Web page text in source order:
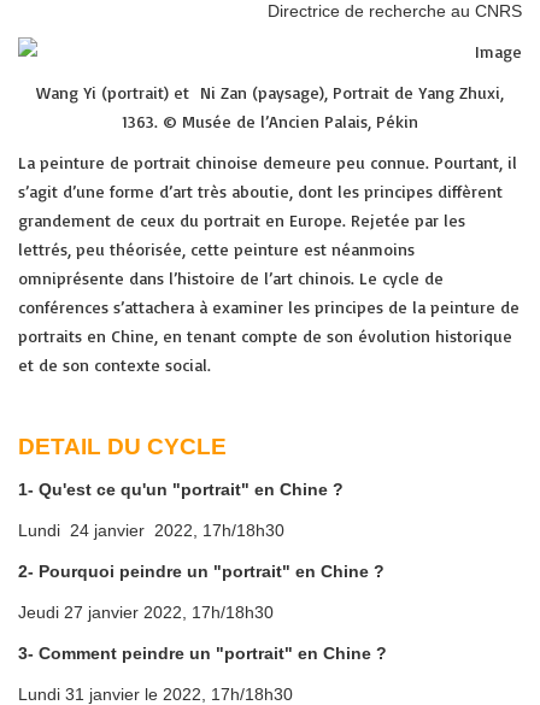
Directrice de recherche au CNRS
Wang Yi (portrait) et Ni Zan (paysage), Portrait de Yang Zhuxi,
1363. © Musée de l’Ancien Palais, Pékin
La peinture de portrait chinoise demeure peu connue. Pourtant, il
s’agit d’une forme d’art très aboutie, dont les principes diffèrent
grandement de ceux du portrait en Europe. Rejetée par les
lettrés, peu théorisée, cette peinture est néanmoins
omniprésente dans l’histoire de l’art chinois. Le cycle de
conférences s’attachera à examiner les principes de la peinture de
portraits en Chine, en tenant compte de son évolution historique
et de son contexte social.
DETAIL DU CYCLE
1- Qu'est ce qu'un "portrait" en Chine ?
Lundi 24 janvier 2022, 17h/18h30
2- Pourquoi peindre un "portrait" en Chine ?
Jeudi 27 janvier 2022, 17h/18h30
3- Comment peindre un "portrait" en Chine ?
Lundi 31 janvier le 2022, 17h/18h30